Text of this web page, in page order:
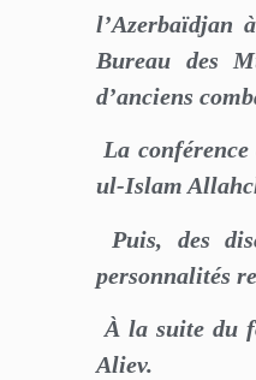
l’Azerbaïdjan
Bureau des
d’anciens
La
ul-Islam
Puis, des
personnalités
À la suite du
Aliev.